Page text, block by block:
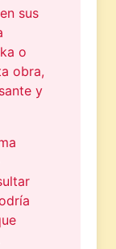
sus
o
obra,
y